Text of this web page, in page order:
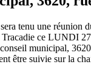
tenu une réunion
Tracadie ce LUNDI
municipal,
être suivie sur la